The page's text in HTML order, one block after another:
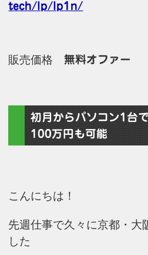
tech/lp/lp1n/
販売価格 無料オファー
初月からパソコン1台
100万円も可能
こんにちは！
先週仕事で久々に京都・大
した